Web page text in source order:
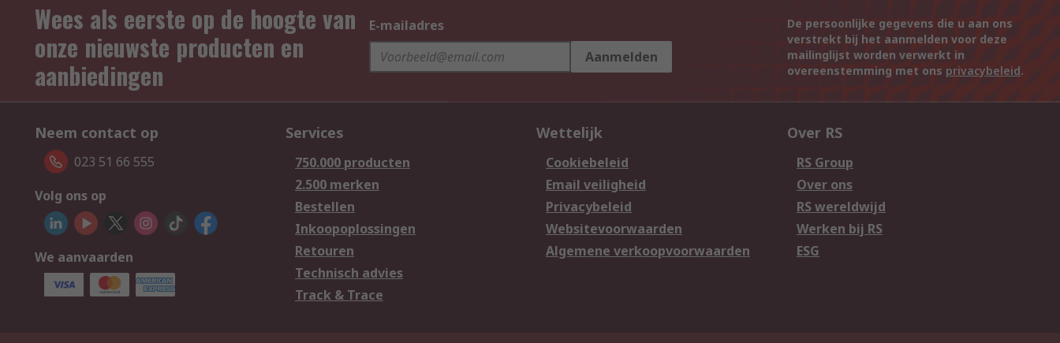
Wees als eerste op de hoogte van
onze nieuwste producten en
aanbiedingen
E-mailadres
Aanmelden
De persoonlijke gegevens die u aan ons
verstrekt bij het aanmelden voor deze
mailinglijst worden verwerkt in
overeenstemming met ons privacybeleid.
Neem contact op
023 51 66 555
Volg ons op
We aanvaarden
Services
750.000 producten
2.500 merken
Bestellen
Inkoopoplossingen
Retouren
Technisch advies
Track & Trace
Wettelijk
Cookiebeleid
Email veiligheid
Privacybeleid
Websitevoorwaarden
Algemene verkoopvoorwaarden
Over RS
RS Group
Over ons
RS wereldwijd
Werken bij RS
ESG